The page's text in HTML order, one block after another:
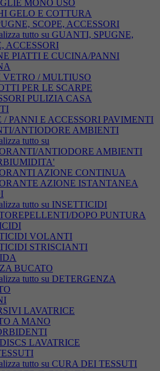
MONO USO
GELO E COTTURA
SCOPE, ACCESSORI
tutto su GUANTI, SPUGNE,
ACCESSORI
PIATTI E CUCINA/PANNI
VETRO / MULTIUSO
PER LE SCARPE
PULIZIA CASA
/ PANNI E ACCESSORI PAVIMENTI
ANTIODORE AMBIENTI
tutto su
ANTIODORE AMBIENTI
AZIONE CONTINUA
AZIONE ISTANTANEA
tutto su INSETTICIDI
DOPO PUNTURA
VOLANTI
STRISCIANTI
BUCATO
tutto su DETERGENZA
LAVATRICE
A MANO
LAVATRICE
tutto su CURA DEI TESSUTI